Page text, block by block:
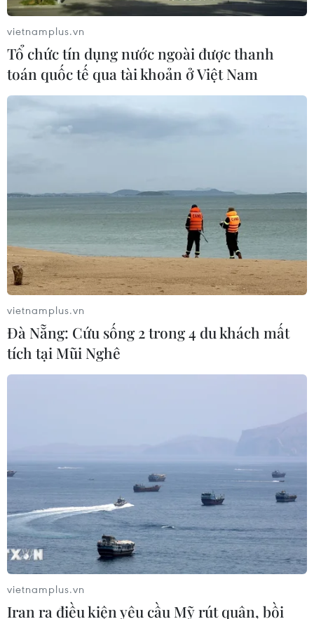
phường Thanh Liệt
09/08/2026 10:24
Sơn La: Bắt hai đối tượng mua bán
ma túy, thu giữ hơn 3.500 viên hồng
phiến
09/08/2026 10:19
vietnamplus.vn
Tổ chức tín dụng nước ngoài được thanh
toán quốc tế qua tài khoản ở Việt Nam
vietnamplus.vn
Đà Nẵng: Cứu sống 2 trong 4 du khách mất
tích tại Mũi Nghê
vietnamplus.vn
Iran ra điều kiện yêu cầu Mỹ rút quân, bồi